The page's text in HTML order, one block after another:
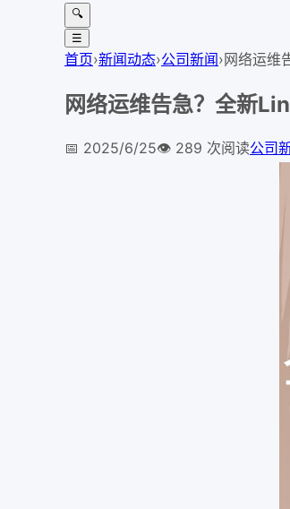
🔍
☰
首页›新闻动态›公司新闻›网络运维
网络运维告急？全新
📅 2025/6/25👁️ 289 次阅读公司